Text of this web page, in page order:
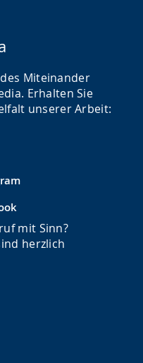
Miteinander
Erhalten Sie
unserer Arbeit:
mit Sinn?
herzlich